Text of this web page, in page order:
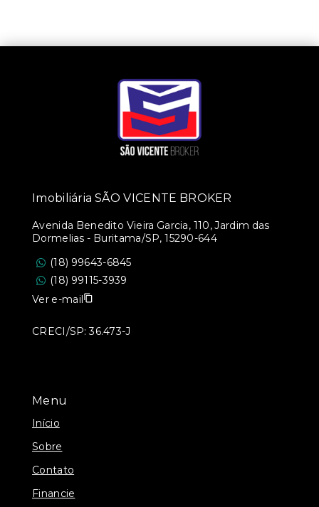
Menu
Início
Sobre
Contato
Financie
Imobiliária SÃO VICENTE BROKER
Avenida Benedito Vieira Garcia, 110, Jardim das
Dormelias - Buritama/SP, 15290-644
(18) 99643-6845
(18) 99115-3939
Ver e-mail
CRECI/SP: 36.473-J